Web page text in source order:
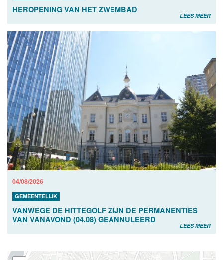
HEROPENING VAN HET ZWEMBAD
LEES MEER
04/08/2026
GEMEENTELIJK
VANWEGE DE HITTEGOLF ZIJN DE PERMANENTIES
VAN VANAVOND (04.08) GEANNULEERD
LEES MEER